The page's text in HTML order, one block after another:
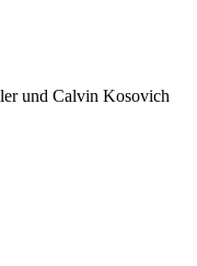
und Calvin Kosovich